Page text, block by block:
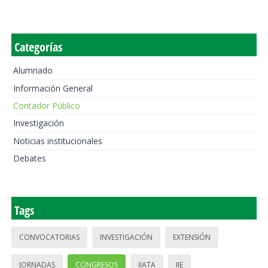
Categorías
Alumnado
Información General
Contador Público
Investigación
Noticias institucionales
Debates
Tags
CONVOCATORIAS INVESTIGACIÓN EXTENSIÓN
JORNADAS CONGRESOS IIATA IIE